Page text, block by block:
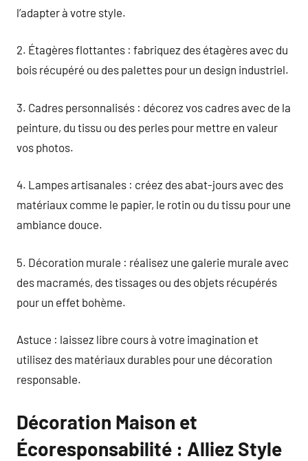
l’adapter à votre style.
2. Étagères flottantes : fabriquez des étagères avec du
bois récupéré ou des palettes pour un design industriel.
3. Cadres personnalisés : décorez vos cadres avec de la
peinture, du tissu ou des perles pour mettre en valeur
vos photos.
4. Lampes artisanales : créez des abat-jours avec des
matériaux comme le papier, le rotin ou du tissu pour une
ambiance douce.
5. Décoration murale : réalisez une galerie murale avec
des macramés, des tissages ou des objets récupérés
pour un effet bohème.
Astuce : laissez libre cours à votre imagination et
utilisez des matériaux durables pour une décoration
responsable.
Décoration Maison et
Écoresponsabilité : Alliez Style